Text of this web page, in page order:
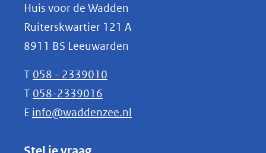
(verwijst
naar
een
andere
website)
Huis voor de Wadden
Ruiterskwartier 121 A
8911 BS Leeuwarden
T 058 - 2339010
T 058-2339016
E info@waddenzee.nl